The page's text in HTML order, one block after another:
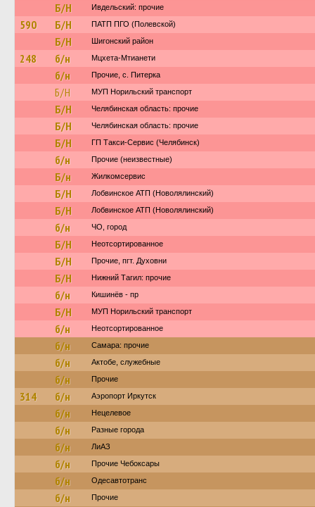
Б/Н Ивдельский: прочие
590 Б/Н ПАТП ПГО (Полевской)
Б/Н Шигонский район
248 б/н Мцхета-Мтианети
б/н Прочие, с. Питерка
Б/Н МУП Норильский транспорт
Б/Н Челябинская область: прочие
Б/Н Челябинская область: прочие
Б/Н ГП Такси-Сервис (Челябинск)
б/н Прочие (неизвестные)
Б/н Жилкомсервис
Б/Н Лобвинское АТП (Новолялинский)
Б/Н Лобвинское АТП (Новолялинский)
б/н ЧО, город
Б/Н Неотсортированное
Б/Н Прочие, пгт. Духовни
Б/Н Нижний Тагил: прочие
б/н Кишинёв - пр
Б/Н МУП Норильский транспорт
б/н Неотсортированное
б/н Самара: прочие
б/н Актобе, служебные
б/н Прочие
314 б/н Аэропорт Иркутск
б/н Нецелевое
б/н Разные города
б/н ЛиАЗ
б/н Прочие Чебоксары
б/н Одесавтотранс
б/н Прочие